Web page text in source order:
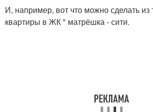
И, например, вот что можно сделать из
квартиры в ЖК " матрёшка - сити.